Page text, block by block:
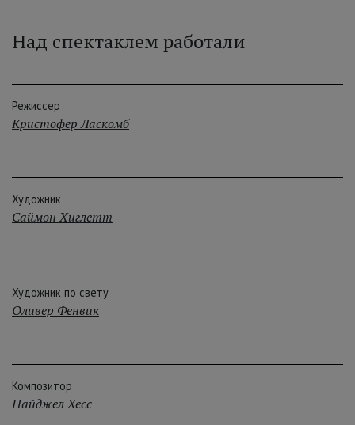
Над спектаклем работали
Режиссер
Кристофер Ласкомб
Художник
Саймон Хиглетт
Художник по свету
Оливер Фенвик
Композитор
Найджел Хесс